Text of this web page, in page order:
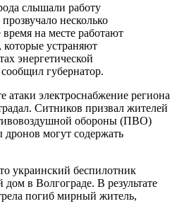
слышали работу
несколько
на месте работают
устраняют
энергетической
губернатор.
атаки электроснабжение региона
Ситников призвал жителей
обороны (ПВО)
могут содержать
украинский беспилотник
в Волгограде. В результате
погиб мирный житель,